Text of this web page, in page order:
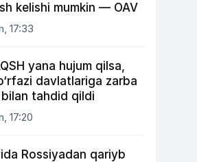
kelishi mumkin — OAV
17:33
yana hujum qilsa,
davlatlariga zarba
bilan tahdid qildi
17:20
Rossiyadan qariyb